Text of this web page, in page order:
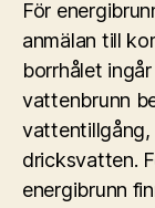
För
anmälan till
borrhålet
vattenbrunn
dricksvatten.
energibrunn